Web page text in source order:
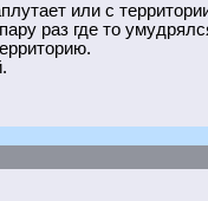
или с
раз где то